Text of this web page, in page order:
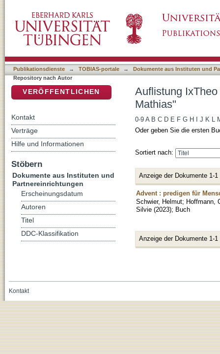
Publikationsdienste → TOBIAS-portale →
Dokumente aus Instituten und
Repository nach Autor
Auflistung
Mathias"
0-9 A B C D E F G H J K L
Oder geben Sie die ersten
Sortiert nach:
Anzeige der Dokumente 1-1
Advent : predigen für
Schwier, Helmut; Hoffmann,
Silvie (2023); Buch
Anzeige der Dokumente 1-1
VERÖFFENTLICHEN
Kontakt
Verträge
Hilfe und Informationen
Stöbern
Dokumente aus Instituten und
Partnereinrichtungen
Erscheinungsdatum
Autoren
Titel
DDC-Klassifikation
Kontakt